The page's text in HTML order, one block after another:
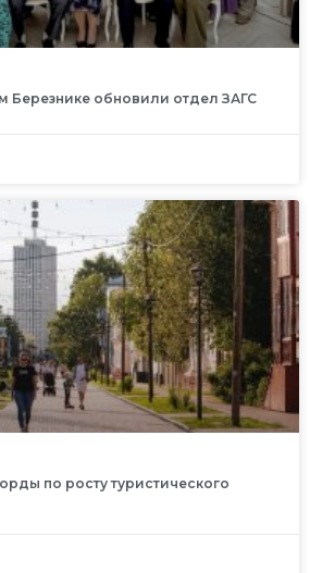
Березнике обновили отдел ЗАГС
по росту туристического